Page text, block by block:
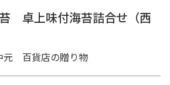
卓上味付海苔詰合せ（西
元 百貨店の贈り物